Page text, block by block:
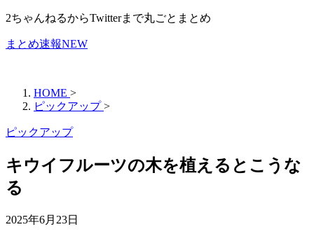
2ちゃんねるからTwitterまで丸ごとまとめ
まとめ速報NEW
HOME >
ピックアップ >
ピックアップ
キウイフルーツの木を植えるとこうな
る
2025年6月23日